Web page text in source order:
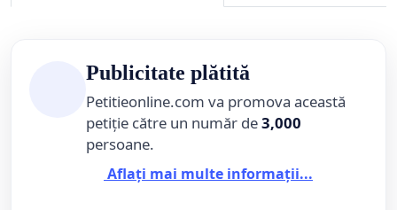
Publicitate plătită
Petitieonline.com va promova această
petiție către un număr de3,000
persoane.
Aflați mai multe informații...